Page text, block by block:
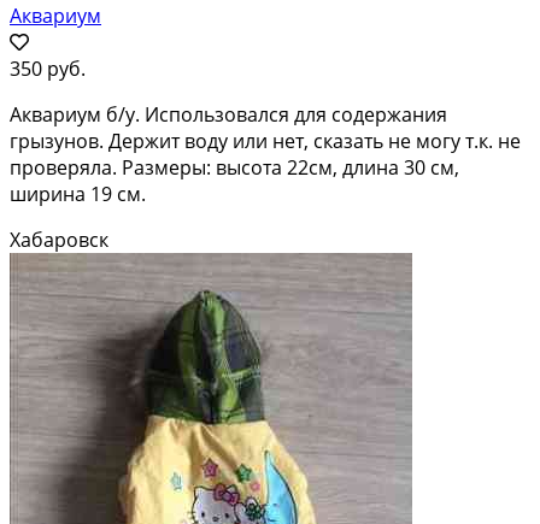
Аквариум
350 руб.
Аквариум б/у. Использовался для содержания
грызунов. Держит воду или нет, сказать не могу т.к. не
проверяла. Размеры: высота 22см, длина 30 см,
ширина 19 см.
Хабаровск